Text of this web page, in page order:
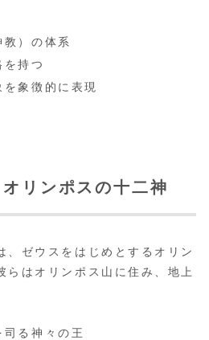
）の体系
持つ
象徴的に表現
リンポスの十二神
、ゼウスをはじめとするオリン
らはオリンポス山に住み、地上
司る神々の王